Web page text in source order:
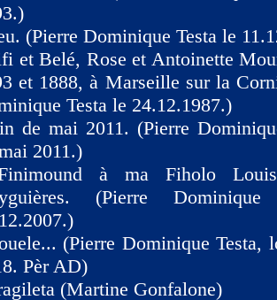
(Pierre Dominique Testa le
et Belé, Rose et Antoinette
et 1888, à Marseille sur la
Testa le 24.12.1987.)
de mai 2011. (Pierre
2011.)
à ma Fiholo
(Pierre
(Pierre Dominique Testa,
Pèr AD)
(Martine Gonfalone)